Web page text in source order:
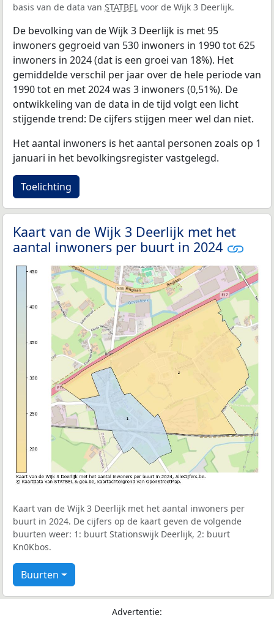
basis van de data van STATBEL voor de Wijk 3 Deerlijk.
De bevolking van de Wijk 3 Deerlijk is met 95
inwoners gegroeid van 530 inwoners in 1990 tot 625
inwoners in 2024 (dat is een groei van 18%). Het
gemiddelde verschil per jaar over de hele periode van
1990 tot en met 2024 was 3 inwoners (0,51%). De
ontwikkeling van de data in de tijd volgt een licht
stijgende trend: De cijfers stijgen meer wel dan niet.
Het aantal inwoners is het aantal personen zoals op 1
januari in het bevolkingsregister vastgelegd.
Toelichting
Kaart van de Wijk 3 Deerlijk met het
aantal inwoners per buurt in 2024
Kaart van de Wijk 3 Deerlijk met het aantal inwoners per
buurt in 2024. De cijfers op de kaart geven de volgende
buurten weer: 1: buurt Stationswijk Deerlijk, 2: buurt
Kn0Kbos.
Buurten
Advertentie: